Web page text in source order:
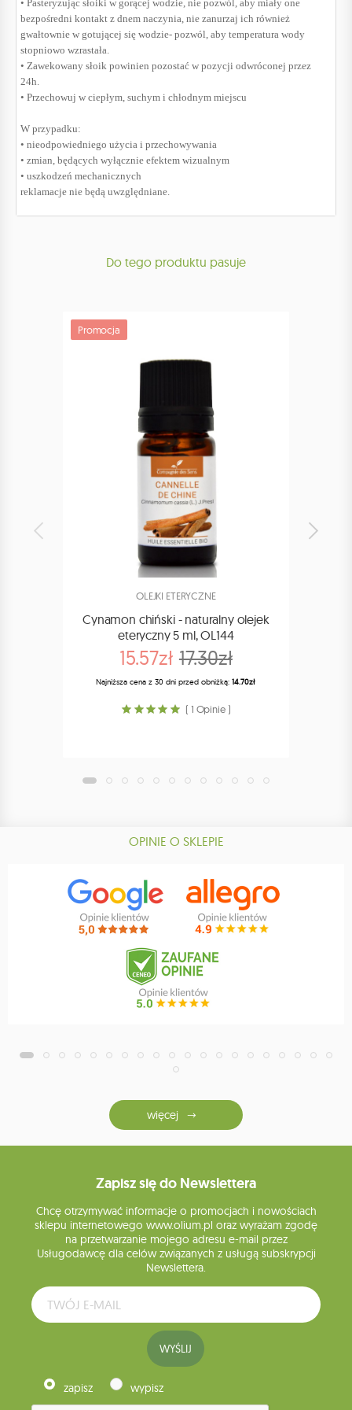
• Pasteryzując słoiki w gorącej wodzie, nie pozwól, aby miały one
bezpośredni kontakt z dnem naczynia, nie zanurzaj ich również
gwałtownie w gotującej się wodzie- pozwól, aby temperatura wody
stopniowo wzrastała.
• Zawekowany słoik powinien pozostać w pozycji odwróconej przez
24h.
• Przechowuj w ciepłym, suchym i chłodnym miejscu
W przypadku:
• nieodpowiedniego użycia i przechowywania
• zmian, będących wyłącznie efektem wizualnym
• uszkodzeń mechanicznych
reklamacje nie będą uwzględniane.
Do tego produktu pasuje
Promocja
OLEJKI ETERYCZNE
Cynamon chiński - naturalny olejek
eteryczny 5 ml, OL144
15.57zł 17.30zł
Najniższa cena z 30 dni przed obniżką:14.70zł
( 1 Opinie )
OPINIE O SKLEPIE
więcej
Zapisz się do Newslettera
Chcę otrzymywać informacje o promocjach i nowościach
sklepu internetowego www.olium.pl oraz wyrażam zgodę
na przetwarzanie mojego adresu e-mail przez
Usługodawcę dla celów związanych z usługą subskrypcji
Newslettera.
WYŚLIJ
zapisz wypisz